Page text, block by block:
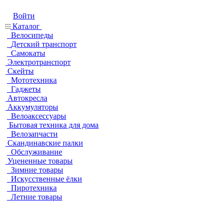
Войти
Каталог
Велосипеды
Детский транспорт
Самокаты
Электротранспорт
Скейты
Мототехника
Гаджеты
Автокресла
Аккумуляторы
Велоаксессуары
Бытовая техника для дома
Велозапчасти
Скандинавские палки
Обслуживание
Уцененные товары
Зимние товары
Искусственные ёлки
Пиротехника
Летние товары